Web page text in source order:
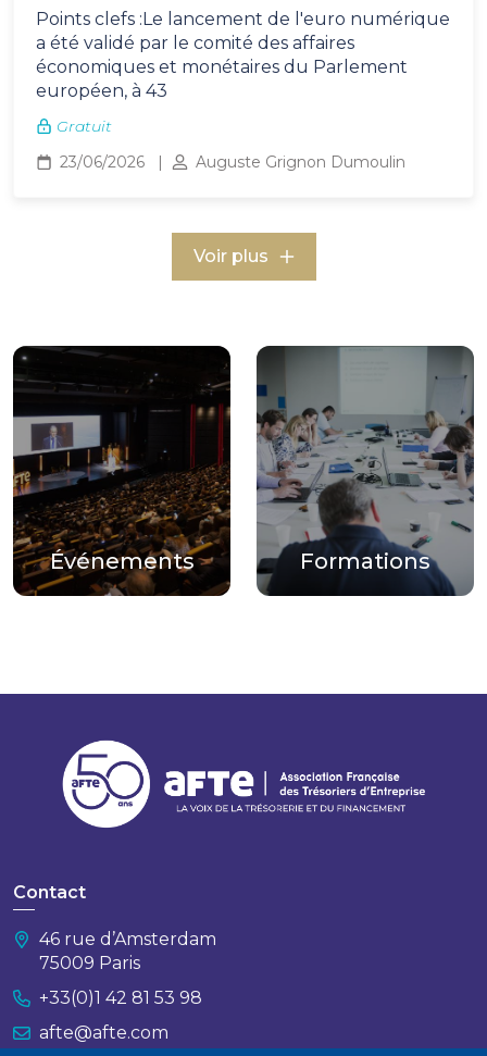
Points clefs :Le lancement de l'euro numérique
a été validé par le comité des affaires
économiques et monétaires du Parlement
européen, à 43
Gratuit
23/06/2026
Auguste Grignon Dumoulin
Voir plus
Événements Formations
Contact
46 rue d’Amsterdam
75009 Paris
+33(0)1 42 81 53 98
afte@afte.com